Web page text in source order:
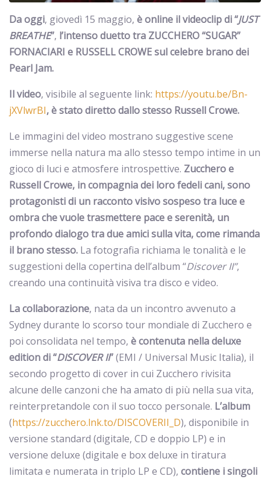
Da oggi, giovedì 15 maggio, è online il videoclip di “JUST
BREATHE”, l’intenso duetto tra ZUCCHERO “SUGAR”
FORNACIARI e RUSSELL CROWE sul celebre brano dei
Pearl Jam.
Il video, visibile al seguente link: https://youtu.be/Bn-
jXVlwrBI, è stato diretto dallo stesso Russell Crowe.
Le immagini del video mostrano suggestive scene
immerse nella natura ma allo stesso tempo intime in un
gioco di luci e atmosfere introspettive. Zuccheroe
Russell Crowe, in compagnia dei loro fedeli cani, sono
protagonisti di un racconto visivo sospeso tra luce e
ombra che vuole trasmettere pace e serenità, un
profondo dialogo tra due amici sulla vita, come rimanda
il brano stesso. La fotografia richiama le tonalità e le
suggestioni della copertina dell’album “Discover II”,
creando una continuità visiva tra disco e video.
La collaborazione, nata da un incontro avvenuto a
Sydney durante lo scorso tour mondiale di Zucchero e
poi consolidata nel tempo, è contenuta nella deluxe
edition di“DISCOVER II”(EMI / Universal Music Italia), il
secondo progetto di cover in cui Zucchero rivisita
alcune delle canzoni che ha amato di più nella sua vita,
reinterpretandole con il suo tocco personale. L’album
(https://zucchero.lnk.to/DISCOVERII_D), disponibile in
versione standard (digitale, CD e doppio LP) e in
versione deluxe (digitale e box deluxe in tiratura
limitata e numerata in triplo LP e CD), contiene i singoli